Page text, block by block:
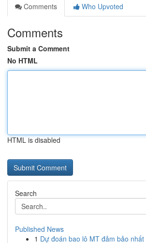
Comments
Who Upvoted
Comments
Submit a Comment
No HTML
HTML is disabled
Search
Published News
1 Dự đoán bao lô MT đảm bảo nhất